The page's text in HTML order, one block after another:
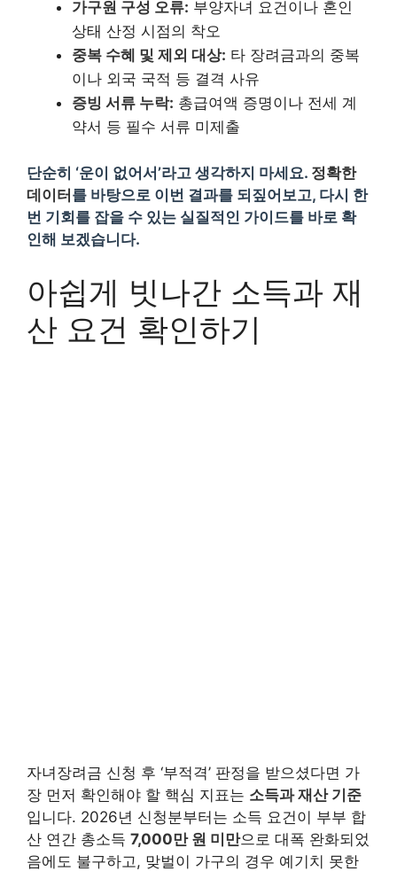
가구원 구성 오류: 부양자녀 요건이나 혼인
상태 산정 시점의 착오
중복 수혜 및 제외 대상: 타 장려금과의 중복
이나 외국 국적 등 결격 사유
증빙 서류 누락: 총급여액 증명이나 전세 계
약서 등 필수 서류 미제출
단순히 ‘운이 없어서’라고 생각하지 마세요. 정확한
데이터를 바탕으로 이번 결과를 되짚어보고, 다시 한
번 기회를 잡을 수 있는 실질적인 가이드를 바로 확
인해 보겠습니다.
아쉽게 빗나간 소득과 재
산 요건 확인하기
자녀장려금 신청 후 ‘부적격’ 판정을 받으셨다면 가
장 먼저 확인해야 할 핵심 지표는 소득과 재산 기준
입니다. 2026년 신청분부터는 소득 요건이 부부 합
산 연간 총소득 7,000만 원 미만으로 대폭 완화되었
음에도 불구하고, 맞벌이 가구의 경우 예기치 못한